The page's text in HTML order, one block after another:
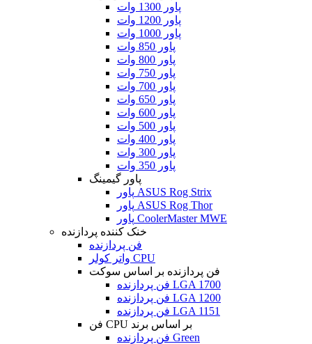
پاور 1300 وات
پاور 1200 وات
پاور 1000 وات
پاور 850 وات
پاور 800 وات
پاور 750 وات
پاور 700 وات
پاور 650 وات
پاور 600 وات
پاور 500 وات
پاور 400 وات
پاور 300 وات
پاور 350 وات
پاور گیمینگ
پاور ASUS Rog Strix
پاور ASUS Rog Thor
پاور CoolerMaster MWE
خنک کننده پردازنده
فن پردازنده
واتر کولر CPU
فن پردازنده بر اساس سوکت
فن پردازنده LGA 1700
فن پردازنده LGA 1200
فن پردازنده LGA 1151
فن CPU بر اساس برند
فن پردازنده Green